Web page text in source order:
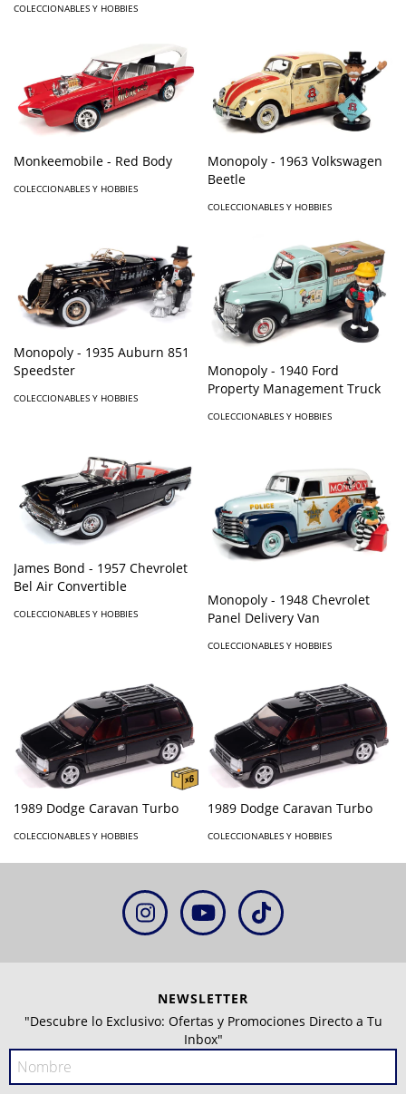
COLECCIONABLES Y HOBBIES
Monkeemobile - Red Body
COLECCIONABLES Y HOBBIES
Monopoly - 1963 Volkswagen
Beetle
COLECCIONABLES Y HOBBIES
Monopoly - 1935 Auburn 851
Speedster
COLECCIONABLES Y HOBBIES
Monopoly - 1940 Ford
Property Management Truck
COLECCIONABLES Y HOBBIES
James Bond - 1957 Chevrolet
Bel Air Convertible
COLECCIONABLES Y HOBBIES
Monopoly - 1948 Chevrolet
Panel Delivery Van
COLECCIONABLES Y HOBBIES
1989 Dodge Caravan Turbo
COLECCIONABLES Y HOBBIES
1989 Dodge Caravan Turbo
COLECCIONABLES Y HOBBIES
NEWSLETTER
"Descubre lo Exclusivo: Ofertas y Promociones Directo a Tu
Inbox"